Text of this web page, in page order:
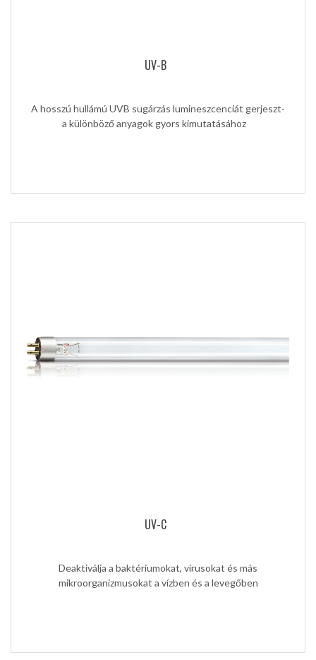
UV-B
A hosszú hullámú UVB sugárzás lumineszcenciát gerjeszt-
a különböző anyagok gyors kimutatásához
UV-C
Deaktiválja a baktériumokat, vírusokat és más
mikroorganizmusokat a vízben és a levegőben